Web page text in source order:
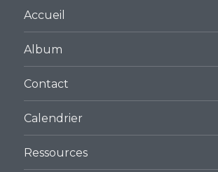
Accueil
Album
Contact
Calendrier
Ressources